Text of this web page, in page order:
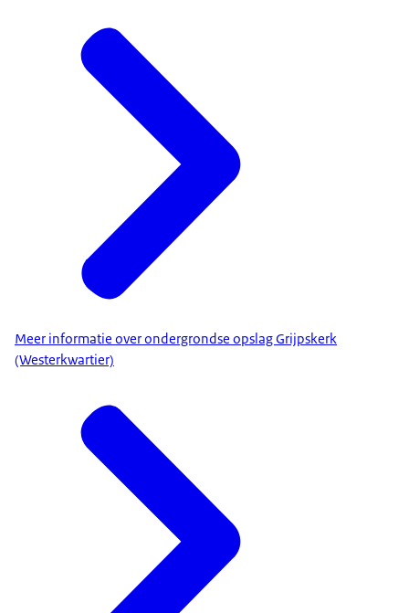
Meer informatie over ondergrondse opslag Grijpskerk
(Westerkwartier)